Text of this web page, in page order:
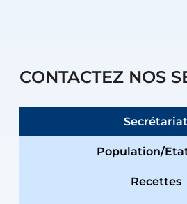
CONTACTEZ NOS
Secrétariat
Population/
Recettes